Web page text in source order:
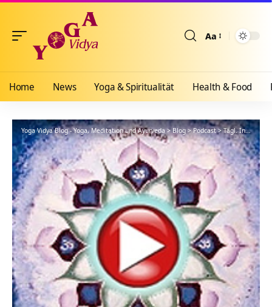
Aa
Home News Yoga & Spiritualität Health & Food
Yoga Vidya Blog - Yoga, Meditation und Ayurveda>Blog>Podcast>Tägl. Inspiration